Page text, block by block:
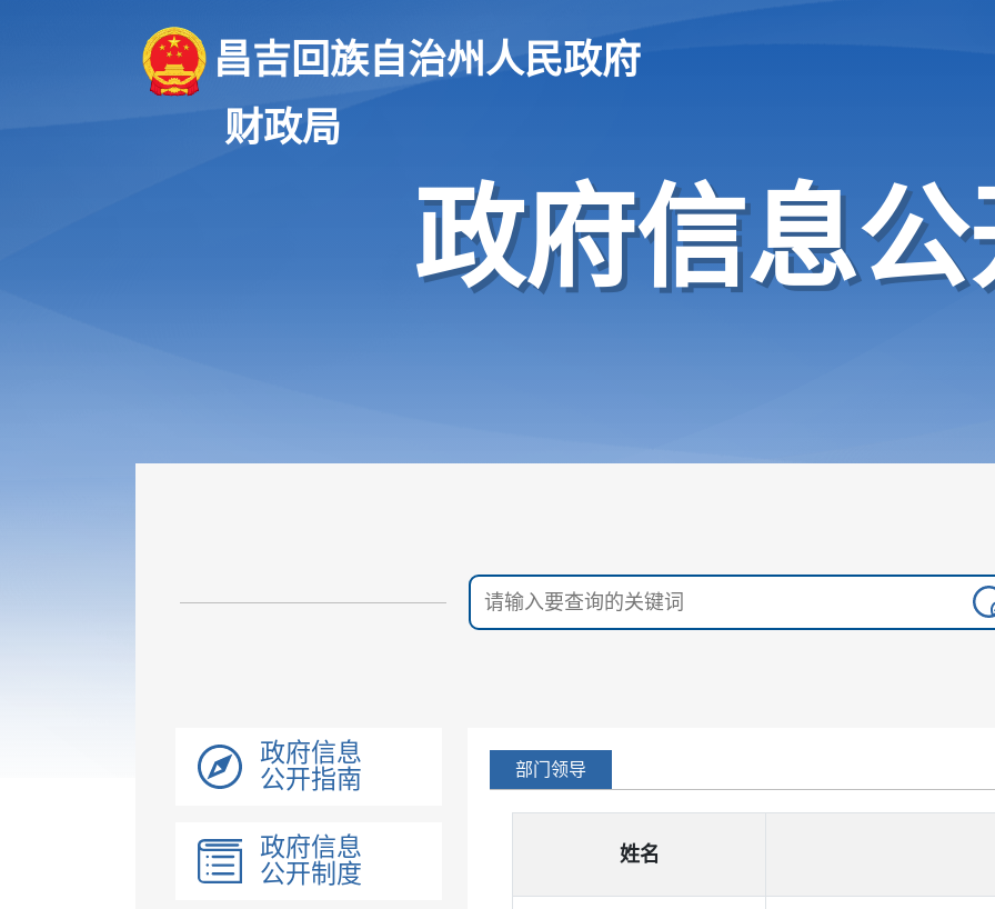
昌吉回族自治州人民政府
财政局
政府信息
政府信息
公开指南
政府信息
公开制度
部门领导
姓名